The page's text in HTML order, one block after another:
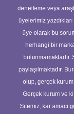
denetleme veya
üyelerimiz
üye olarak bu
herhangi bir
bulunmamaktadır.
paylaşılmaktadır.
olup, gerçek kurum
Gerçek kurum ve
Sitemiz, kar amacı